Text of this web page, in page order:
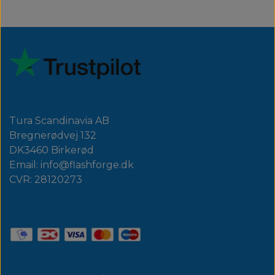
Tura Scandinavia AB
Bregnerødvej 132
DK3460 Birkerød
Email: info@flashforge.dk
CVR: 28120273